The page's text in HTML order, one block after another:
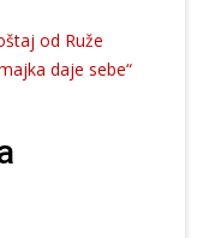
od Ruže
daje sebe“